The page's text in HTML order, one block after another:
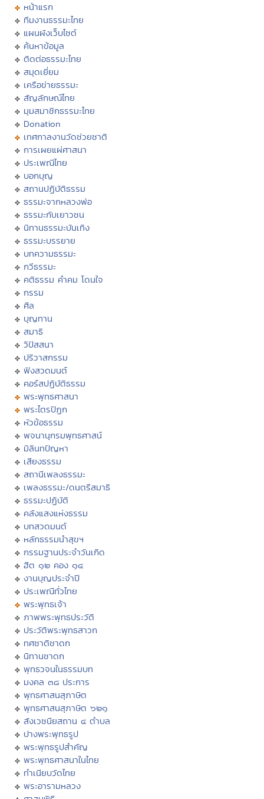
หน้าแรก
ทีมงานธรรมะไทย
แผนผังเว็บไซต์
ค้นหาข้อมูล
ติดต่อธรรมะไทย
สมุดเยี่ยม
เครือข่ายธรรมะ
สัญลักษณ์ไทย
มุมสมาชิกธรรมะไทย
Donation
เทศกาลงานวัดช่วยชาติ
การเผยแผ่ศาสนา
ประเพณีไทย
บอกบุญ
สถานปฏิบัติธรรม
ธรรมะจากหลวงพ่อ
ธรรมะกับเยาวชน
นิทานธรรมะบันเทิง
ธรรมะบรรยาย
บทความธรรมะ
กวีธรรมะ
คติธรรม คำคม โดนใจ
กรรม
ศีล
บุญทาน
สมาธิ
วิปัสสนา
ปริวาสกรรม
ฟังสวดมนต์
คอร์สปฏิบัติธรรม
พระพุทธศาสนา
พระไตรปิฏก
หัวข้อธรรม
พจนานุกรมพุทธศาสน์
มิลินทปัญหา
เสียงธรรม
สถานีเพลงธรรมะ
เพลงธรรมะ/ดนตรีสมาธิ
ธรรมะปฏิบัติ
คลังแสงแห่งธรรม
บทสวดมนต์
หลักธรรมนำสุขฯ
กรรมฐานประจำวันเกิด
ฮีต ๑๒ คอง ๑๔
งานบุญประจำปี
ประเพณีทั่วไทย
พระพุทธเจ้า
ภาพพระพุทธประวัติ
ประวัติพระพุทธสาวก
ทศชาติชาดก
นิทานชาดก
พุทธวจนในธรรมบท
มงคล ๓๘ ประการ
พุทธศาสนสุภาษิต
พุทธศาสนสุภาษิต ๖๒๑
สังเวชนียสถาน ๔ ตำบล
ปางพระพุทธรูป
พระพุทธรูปสำคัญ
พระพุทธศาสนาในไทย
ทำเนียบวัดไทย
พระอารามหลวง